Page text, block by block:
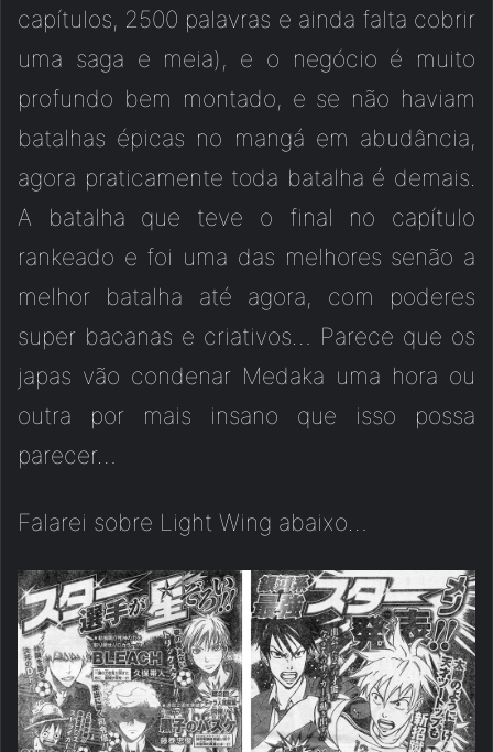
capítulos, 2500 palavras e ainda falta cobrir
uma saga e meia), e o negócio é muito
profundo bem montado, e se não haviam
batalhas épicas no mangá em abudância,
agora praticamente toda batalha é demais.
A batalha que teve o final no capítulo
rankeado e foi uma das melhores senão a
melhor batalha até agora, com poderes
super bacanas e criativos… Parece que os
japas vão condenar Medaka uma hora ou
outra por mais insano que isso possa
parecer…
Falarei sobre Light Wing abaixo…